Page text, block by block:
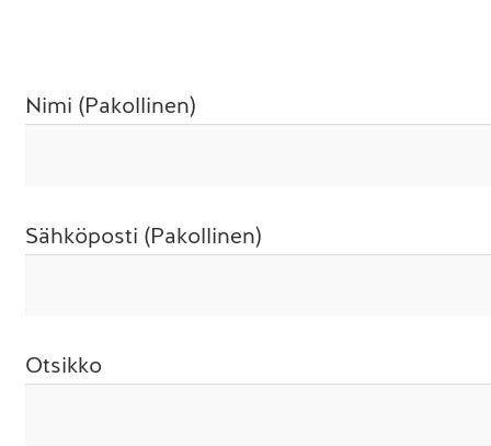
Nimi (Pakollinen)
Sähköposti (Pakollinen)
Otsikko